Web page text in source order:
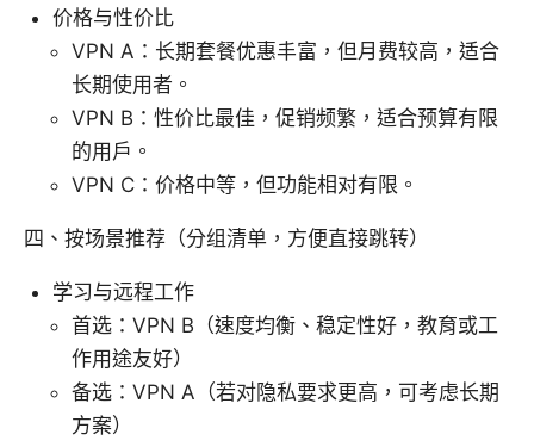
价格与性价比
VPN A：长期套餐优惠丰富，但月费较高，适合
长期使用者。
VPN B：性价比最佳，促销频繁，适合预算有限
的用户。
VPN C：价格中等，但功能相对有限。
四、按场景推荐（分组清单，方便直接跳转）
学习与远程工作
首选：VPN B（速度均衡、稳定性好，教育或工
作用途友好）
备选：VPN A（若对隐私要求更高，可考虑长期
方案）